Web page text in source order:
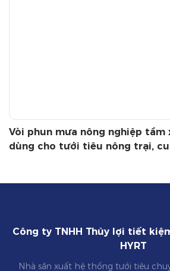
Vòi phun mưa nông nghiệp tầm
dùng cho tưới tiêu nông trại,
Công ty TNHH Thủy lợi tiết
HYRT
Nhà sản xuất hệ thống tưới tiêu